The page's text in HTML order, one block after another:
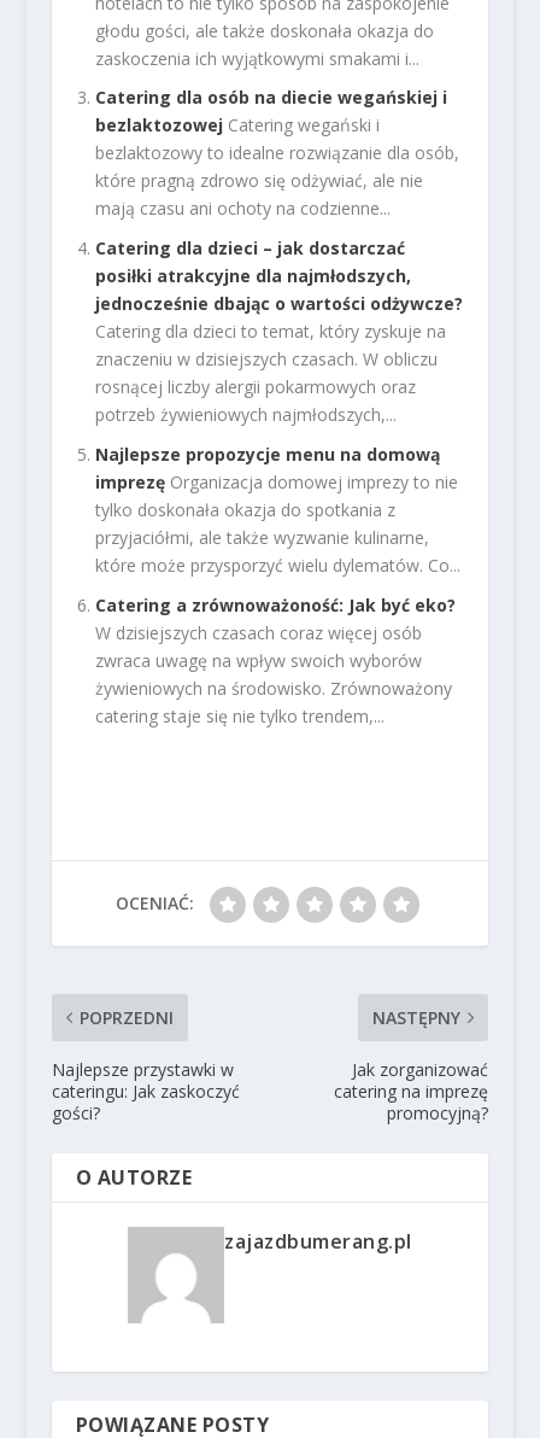
głodu gości, ale także doskonała okazja do
zaskoczenia ich wyjątkowymi smakami i...
Catering dla osób na diecie wegańskiej i
bezlaktozowej Catering wegański i
bezlaktozowy to idealne rozwiązanie dla osób,
które pragną zdrowo się odżywiać, ale nie
mają czasu ani ochoty na codzienne...
Catering dla dzieci – jak dostarczać
posiłki atrakcyjne dla najmłodszych,
jednocześnie dbając o wartości odżywcze?
Catering dla dzieci to temat, który zyskuje na
znaczeniu w dzisiejszych czasach. W obliczu
rosnącej liczby alergii pokarmowych oraz
potrzeb żywieniowych najmłodszych,...
Najlepsze propozycje menu na domową
imprezę Organizacja domowej imprezy to nie
tylko doskonała okazja do spotkania z
przyjaciółmi, ale także wyzwanie kulinarne,
które może przysporzyć wielu dylematów. Co...
Catering a zrównoważoność: Jak być eko?
W dzisiejszych czasach coraz więcej osób
zwraca uwagę na wpływ swoich wyborów
żywieniowych na środowisko. Zrównoważony
catering staje się nie tylko trendem,...
OCENIAĆ:
POPRZEDNI
Najlepsze przystawki w
cateringu: Jak zaskoczyć
gości?
NASTĘPNY
Jak zorganizować
catering na imprezę
promocyjną?
O AUTORZE
zajazdbumerang.pl
POWIĄZANE POSTY